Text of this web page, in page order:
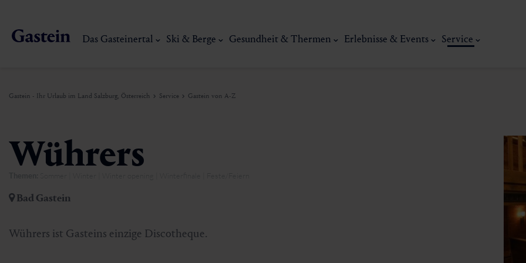
Das Gasteinertal Ski & Berge Gesundheit & Thermen Erlebnisse & Events Service
Kunst,
Gastein - Ihr Urlaub im Land Salzburg, Österreich Service Gastein von A-Z
Wührers
Bad Gastein
Wührers ist Gasteins einzige Discotheque.